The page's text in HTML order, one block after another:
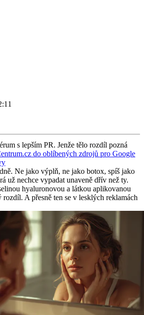
s lepším PR. Jenže tělo rozdíl pozná
do oblíbených zdrojů pro Google
Ne jako výplň, ne jako botox, spíš jako
už nechce vypadat unaveně dřív než ty.
hyaluronovou a látkou aplikovanou
A přesně ten se v lesklých reklamách